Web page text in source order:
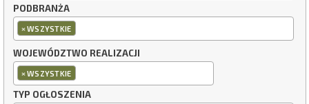
PODBRANŻA
×WSZYSTKIE
WOJEWÓDZTWO REALIZACJI
×WSZYSTKIE
TYP OGŁOSZENIA